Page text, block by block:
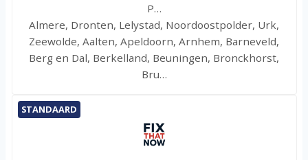
P…
Almere, Dronten, Lelystad, Noordoostpolder, Urk,
Zeewolde, Aalten, Apeldoorn, Arnhem, Barneveld,
Berg en Dal, Berkelland, Beuningen, Bronckhorst,
Bru…
STANDAARD